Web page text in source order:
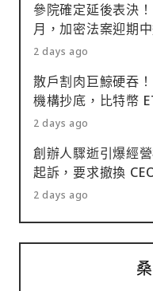
參院確定延後表決
月，加密法案迎期
2 days ago
散戶割肉巨鯨硬吞
機構抄底，比特幣
2 days ago
創辦人驟逝引爆經
起訴，要求撤換
2 days ago